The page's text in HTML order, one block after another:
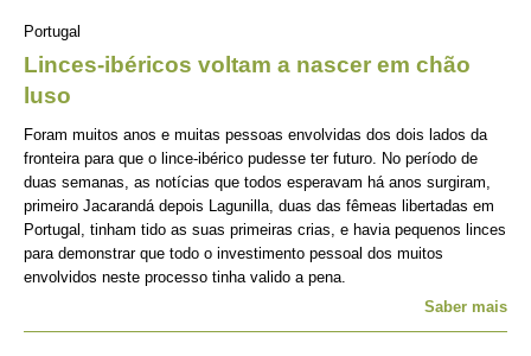
Portugal
Linces-ibéricos voltam a nascer em chão
luso
Foram muitos anos e muitas pessoas envolvidas dos dois lados da
fronteira para que o lince-ibérico pudesse ter futuro. No período de
duas semanas, as notícias que todos esperavam há anos surgiram,
primeiro Jacarandá depois Lagunilla, duas das fêmeas libertadas em
Portugal, tinham tido as suas primeiras crias, e havia pequenos linces
para demonstrar que todo o investimento pessoal dos muitos
envolvidos neste processo tinha valido a pena.
Saber mais